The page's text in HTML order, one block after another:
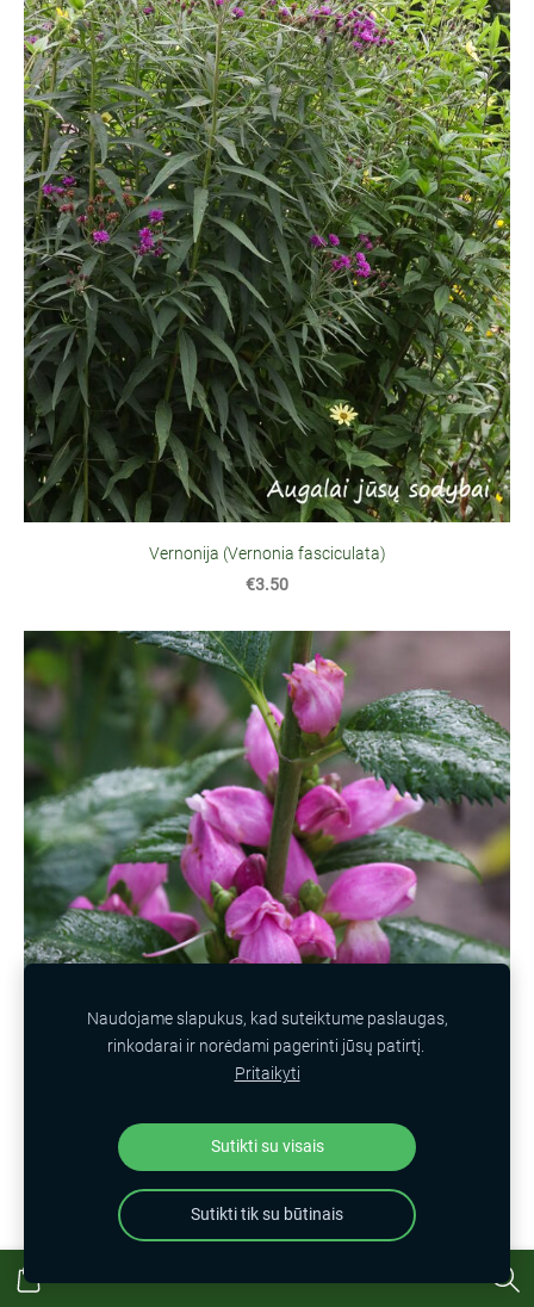
Vernonija (Vernonia fasciculata)
€3.50
Naudojame slapukus, kad suteiktume paslaugas,
rinkodarai ir norėdami pagerinti jūsų patirtį.
Pritaikyti
Sutikti su visais
Sutikti tik su būtinais